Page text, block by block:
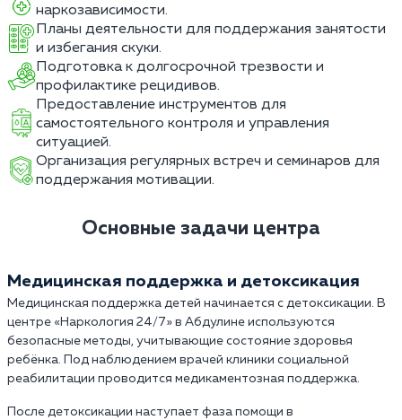
наркозависимости.
Планы деятельности для поддержания занятости
и избегания скуки.
Подготовка к долгосрочной трезвости и
профилактике рецидивов.
Предоставление инструментов для
самостоятельного контроля и управления
ситуацией.
Организация регулярных встреч и семинаров для
поддержания мотивации.
Основные задачи центра
Медицинская поддержка и детоксикация
Медицинская поддержка детей начинается с детоксикации. В
центре «Наркология 24/7» в Абдулине используются
безопасные методы, учитывающие состояние здоровья
ребёнка. Под наблюдением врачей клиники социальной
реабилитации проводится медикаментозная поддержка.
После детоксикации наступает фаза помощи в